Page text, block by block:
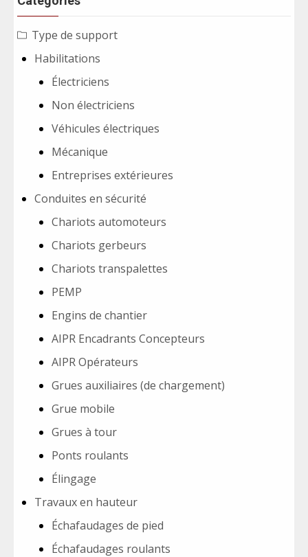
Type de support
Habilitations
Électriciens
Non électriciens
Véhicules électriques
Mécanique
Entreprises extérieures
Conduites en sécurité
Chariots automoteurs
Chariots gerbeurs
Chariots transpalettes
PEMP
Engins de chantier
AIPR Encadrants Concepteurs
AIPR Opérateurs
Grues auxiliaires (de chargement)
Grue mobile
Grues à tour
Ponts roulants
Élingage
Travaux en hauteur
Échafaudages de pied
Échafaudages roulants